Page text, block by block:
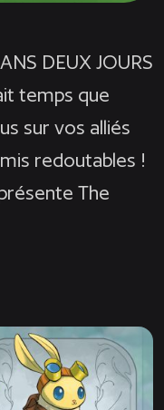
DEUX JOURS
temps que
sur vos alliés
redoutables !
The